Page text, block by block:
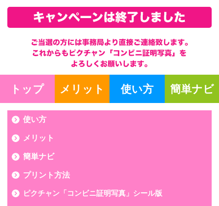
トップ メリット 使い方 簡単ナビ
使い方
メリット
簡単ナビ
プリント方法
ピクチャン「コンビニ証明写真」シール版